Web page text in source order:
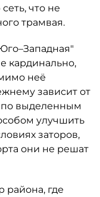
что не
трамвая.
кардинально,
неё
зависит от
по выделенным
улучшить
заторов,
они не решат
где